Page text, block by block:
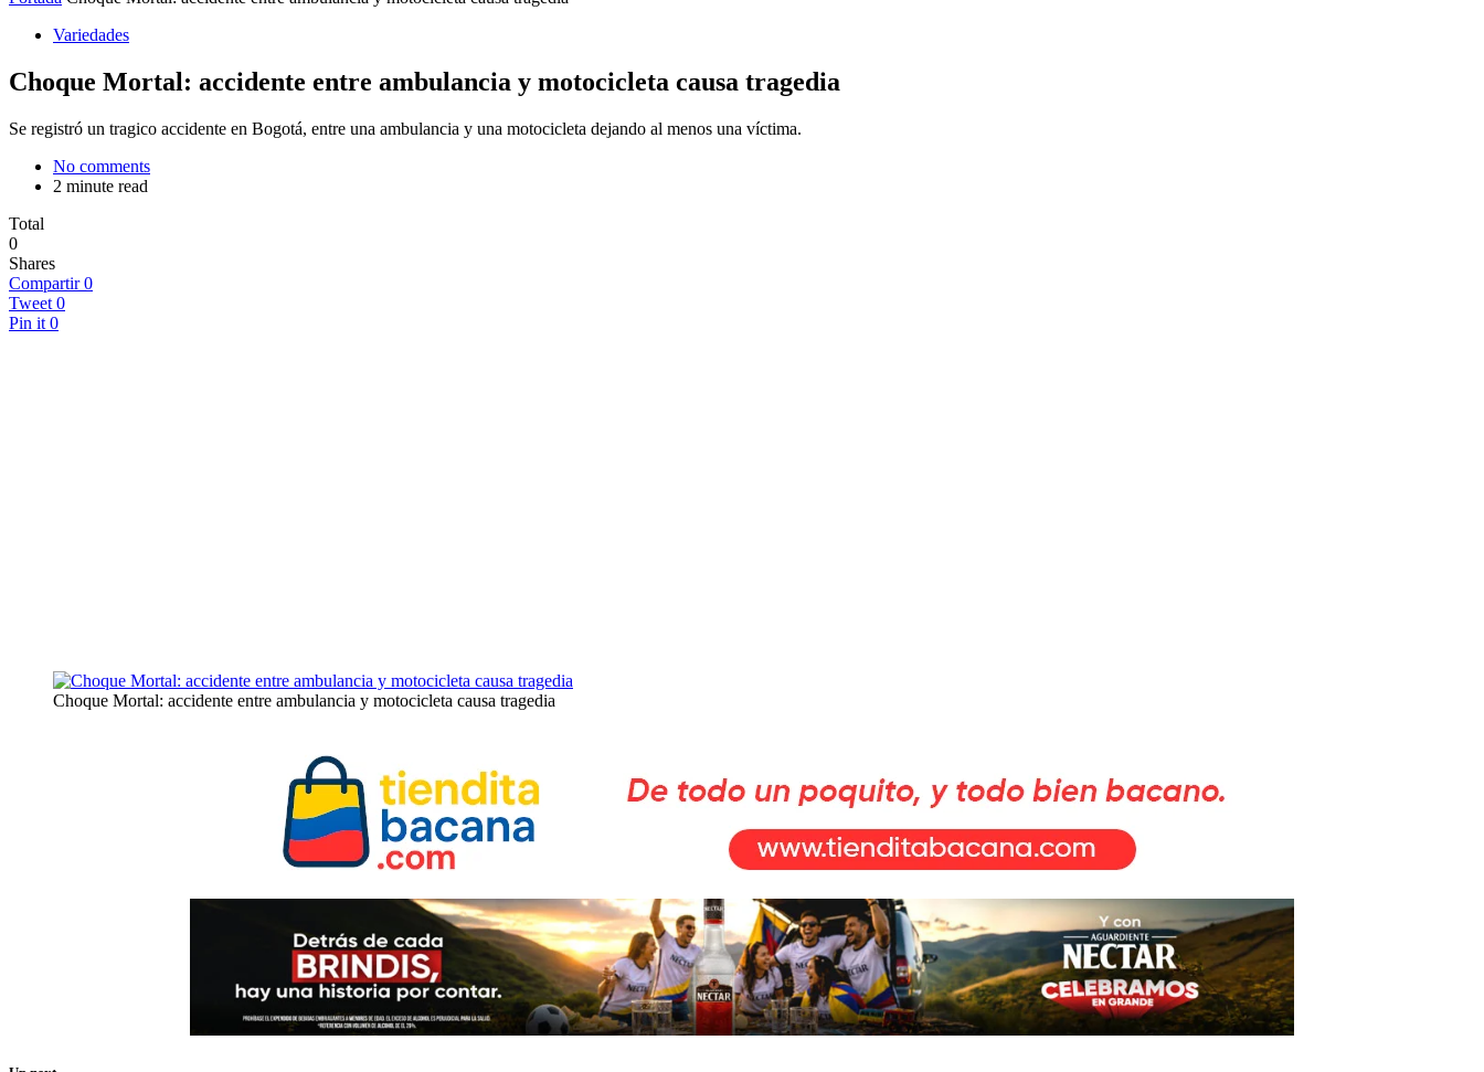
Variedades
Choque Mortal: accidente entre ambulancia y motocicleta causa tragedia
Se registró un tragico accidente en Bogotá, entre una ambulancia y una motocicleta dejando al menos una víctima.
No comments
2 minute read
Total
0
Shares
Compartir 0
Tweet 0
Pin it 0
Choque Mortal: accidente entre ambulancia y motocicleta causa tragedia